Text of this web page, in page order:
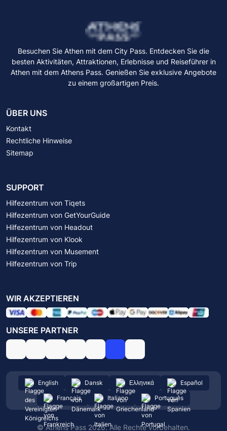
Besuchen Sie Athen mit dem City Pass. Entdecken Sie die
besten Aktivitäten, Attraktionen, Erlebnisse und Reiseführer in
Athen mit dem Athens Pass. Genießen Sie exklusive Angebote
zu einem großartigen Preis.
ÜBER UNS
Kontakt
Rechtliche Hinweise
Sitemap
SUPPORT
Hilfezentrum von Tiqets
Hilfezentrum von GetYourGuide
Hilfezentrum von Headout
Hilfezentrum von Klook
Hilfezentrum von Musement
Hilfezentrum von Trip
WIR AKZEPTIEREN
UNSERE PARTNER
English Dansk Ελληνικά
Español
Français
Italiano Português
© Athens Pass 2026. Alle Rechte vorbehalten.